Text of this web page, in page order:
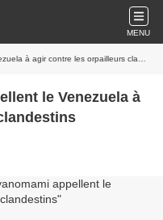
MENU
à agir contre les orpailleurs clandestins
le Venezuela à